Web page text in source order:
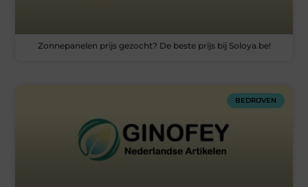
Zonnepanelen prijs gezocht? De beste prijs bij Soloya.be!
BEDRIJVEN